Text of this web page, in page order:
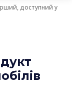
доступний у